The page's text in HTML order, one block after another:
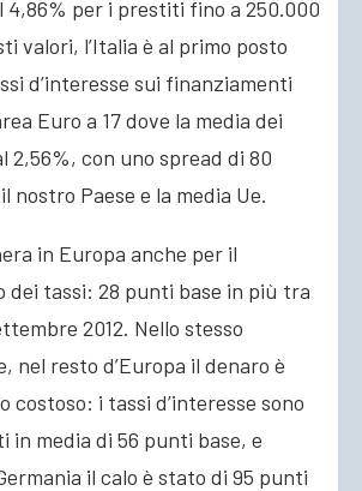
4,86% per i prestiti fino a 250.000
valori, l’Italia è al primo posto
d’interesse sui finanziamenti
Euro a 17 dove la media dei
2,56%, con uno spread di 80
nostro Paese e la media Ue.
in Europa anche per il
dei tassi: 28 punti base in più tra
2012. Nello stesso
nel resto d’Europa il denaro è
costoso: i tassi d’interesse sono
media di 56 punti base, e
il calo è stato di 95 punti